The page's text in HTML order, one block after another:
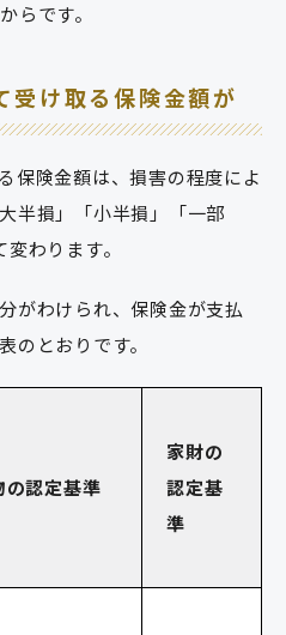
らです。
受け取る保険金額が
保険金額は、損害の程度によ
半損」「小半損」「一部
わります。
がわけられ、保険金が支払
のとおりです。
の認定基準
家財の
認定基
準